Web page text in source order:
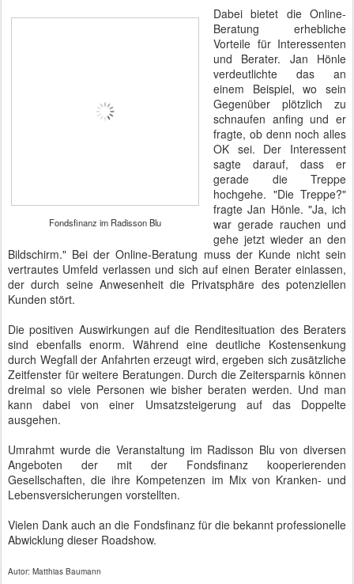
Fondsfinanz im Radisson Blu
Dabei bietet die Online-
Beratung erhebliche
Vorteile für Interessenten
und Berater. Jan Hönle
verdeutlichte das an
einem Beispiel, wo sein
Gegenüber plötzlich zu
schnaufen anfing und er
fragte, ob denn noch alles
OK sei. Der Interessent
sagte darauf, dass er
gerade die Treppe
hochgehe. "Die Treppe?"
fragte Jan Hönle. "Ja, ich
war gerade rauchen und
gehe jetzt wieder an den
Bildschirm." Bei der Online-Beratung muss der Kunde nicht sein
vertrautes Umfeld verlassen und sich auf einen Berater einlassen,
der durch seine Anwesenheit die Privatsphäre des potenziellen
Kunden stört.
Die positiven Auswirkungen auf die Renditesituation des Beraters
sind ebenfalls enorm. Während eine deutliche Kostensenkung
durch Wegfall der Anfahrten erzeugt wird, ergeben sich zusätzliche
Zeitfenster für weitere Beratungen. Durch die Zeitersparnis können
dreimal so viele Personen wie bisher beraten werden. Und man
kann dabei von einer Umsatzsteigerung auf das Doppelte
ausgehen.
Umrahmt wurde die Veranstaltung im Radisson Blu von diversen
Angeboten der mit der Fondsfinanz kooperierenden
Gesellschaften, die ihre Kompetenzen im Mix von Kranken- und
Lebensversicherungen vorstellten.
Vielen Dank auch an die Fondsfinanz für die bekannt professionelle
Abwicklung dieser Roadshow.
Autor: Matthias Baumann